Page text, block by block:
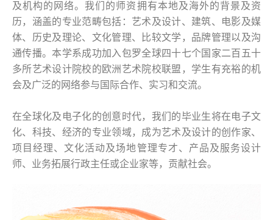
及机构的网络。我们的师资拥有本地及海外的背景及资
历，涵盖的专业范畴包括：艺术及设计、建筑、电影及媒
体、历史及理论、文化管理、比较文学，品牌管理以及沟
通传播。本学系成功加入包罗全球四十七个国家二百五十
多所艺术设计院校的欧洲艺术院校联盟，学生有充裕的机
会及广泛的网络参与国际合作、实习和交流。
在全球化及电子化的创意时代，我们的毕业生将在电子文
化、科技、经济的专业领域，成为艺术及设计的创作家、
项目经理、文化活动及场地管理专才、产品及服务设计
师、业务拓展行政主任或企业家等，贡献社会。